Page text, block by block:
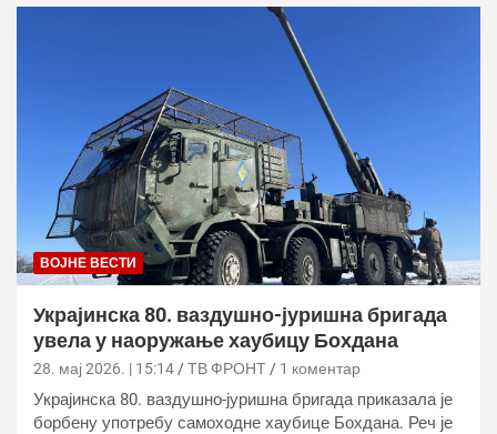
ВОЈНЕ ВЕСТИ
Украјинска 80. ваздушно-јуришна бригада
увела у наоружање хаубицу Бохдана
28. мај 2026. | 15:14 ТВ ФРОНТ 1 коментар
Украјинска 80. ваздушно-јуришна бригада приказала је
борбену употребу самоходне хаубице Бохдана. Реч је